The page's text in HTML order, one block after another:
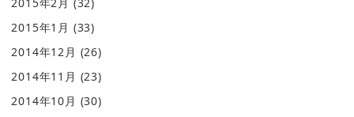
2015年1月 (33)
2014年12月 (26)
2014年11月 (23)
2014年10月 (30)